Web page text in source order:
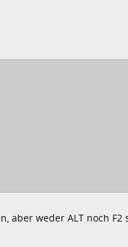
aber weder ALT noch